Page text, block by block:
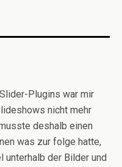
Plugins war mir
nicht mehr
deshalb einen
was zur folge hatte,
unterhalb der Bilder und